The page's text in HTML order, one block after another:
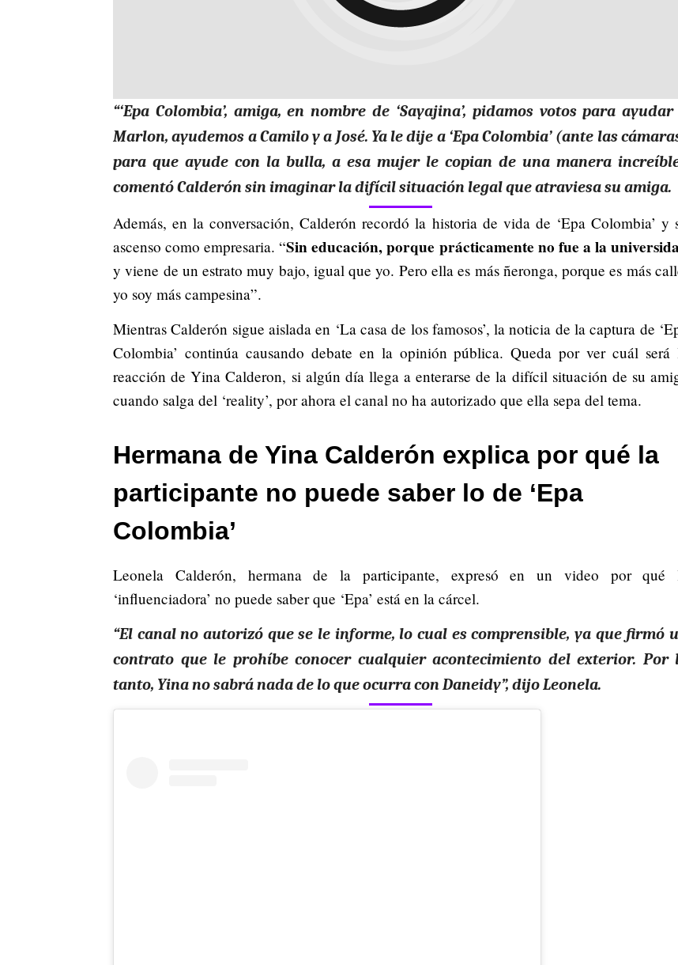
“‘Epa Colombia’, amiga, en nombre de ‘Sayajina’, pidamos votos para
Marlon, ayudemos a Camilo y a José. Ya le dije a ‘Epa Colombia’ (ante las
para que ayude con la bulla, a esa mujer le copian de una manera
comentó Calderón sin imaginar la difícil situación legal que atraviesa su amiga.
Además, en la conversación, Calderón recordó la historia de vida de ‘Epa Colombia’ y
ascenso como empresaria. “Sin educación, porque prácticamente no fue a la
y viene de un estrato muy bajo, igual que yo. Pero ella es más ñeronga, porque es más
yo soy más campesina”.
Mientras Calderón sigue aislada en ‘La casa de los famosos’, la noticia de la captura de
Colombia’ continúa causando debate en la opinión pública. Queda por ver cuál será
reacción de Yina Calderon, si algún día llega a enterarse de la difícil situación de su
cuando salga del ‘reality’, por ahora el canal no ha autorizado que ella sepa del tema.
Hermana de Yina Calderón explica por qué la
participante no puede saber lo de ‘Epa
Colombia’
Leonela Calderón, hermana de la participante, expresó en un video por qué
‘influenciadora’ no puede saber que ‘Epa’ está en la cárcel.
“El canal no autorizó que se le informe, lo cual es comprensible, ya que firmó
contrato que le prohíbe conocer cualquier acontecimiento del exterior. Por
tanto, Yina no sabrá nada de lo que ocurra con Daneidy”, dijo Leonela.